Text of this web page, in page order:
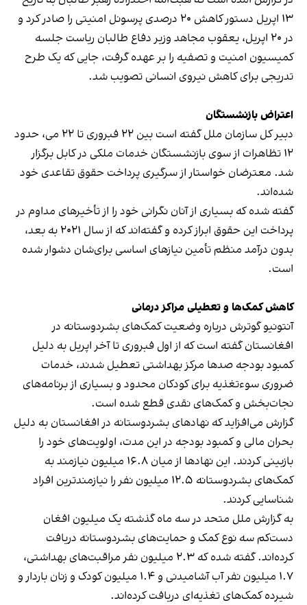
۱۳ اپریل دستور کاهش ۲۰ درصدی پرسونل امنیتی را صادر کرد و
در ۲۰ اپریل، یعقوب مجاهد وزیر دفاع طالبان ریاست جلسه
کمیسیون امنیت و تصفیه را بر عهده گرفت، جایی که یک طرح
تدریجی برای کاهش نیروی انسانی تصویب شد.
اعتراض بازنشستگان
دبیر کل سازمان ملل گفته است بین ۲۲ فبروری تا ۲۲ می، حدود
۱۲ تظاهرات از سوی بازنشستگان خدمات ملکی در کابل برگزار
شد. معترضان خواستار از سرگیری پرداخت حقوق تقاعدی خود
شده‌اند.
گفته شده که بسیاری از آنان نگرانی خود را از تأخیرهای مداوم در
پرداخت این حقوق ابراز کرده و گفته‌اند که از سال ۲۰۲۱ به بعد،
بدون درآمد منظم تأمین نیازهای اساسی برای‌شان دشوار شده
است.
کاهش کمک‌ها و تعطیلی مراکز درمانی
آنتونیو گوترش درباره وضعیت کمک‌های بشردوستانه در
افغانستان گفته است که از اول فبروری تا آخر اپریل به دلیل
کمبود بودجه صدها مرکز بهداشتی تعطیل شدند، خدمات
ضروری سوءتغذیه برای کودکان محدود و بسیاری از برنامه‌های
نجات‌بخش و کمک‌های نقدی قطع شده است.
گزارش می‌افزاید که نهادهای بشردوستانه در افغانستان به دلیل
بحران مالی و کمبود بودجه در این مدت، اولویت‌های خود را
بازبینی کردند. این نهادها از میان ۱۶.۸ میلیون نیازمند به
کمک‌های بشردوستانه ۱۲.۵ میلیون نفر را نیازمندترین افراد
شناسایی کردند.
به گزارش ملل متحد در سه ماه گذشته یک میلیون افغان
دست‌کم سه نوع کمک و حمایت‌های بشردوستانه دریافت
کرده‌اند. گفته شده که ۲.۳ میلیون نفر مراقبت‌های بهداشتی،
۱.۷ میلیون نفر آب آشامیدنی و ۱.۴ میلیون کودک و زنان باردار و
شیرده کمک‌های تغذیه‌ای دریافت کرده‌اند.